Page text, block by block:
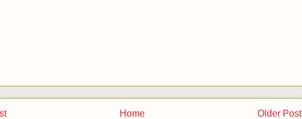
Older Post
Home